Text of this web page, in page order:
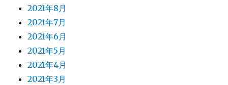
2021年8月
2021年7月
2021年6月
2021年5月
2021年4月
2021年3月